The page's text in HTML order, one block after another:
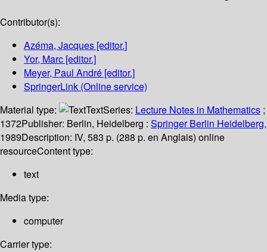
Contributor(s):
Azéma, Jacques [editor.]
Yor, Marc [editor.]
Meyer, Paul André [editor.]
SpringerLink (Online service)
Material type:
TextSeries: Lecture Notes in Mathematics ;
1372Publisher: Berlin, Heidelberg : Springer Berlin Heidelberg,
1989Description: IV, 583 p. (288 p. en Anglais) online
resourceContent type:
text
Media type:
computer
Carrier type: